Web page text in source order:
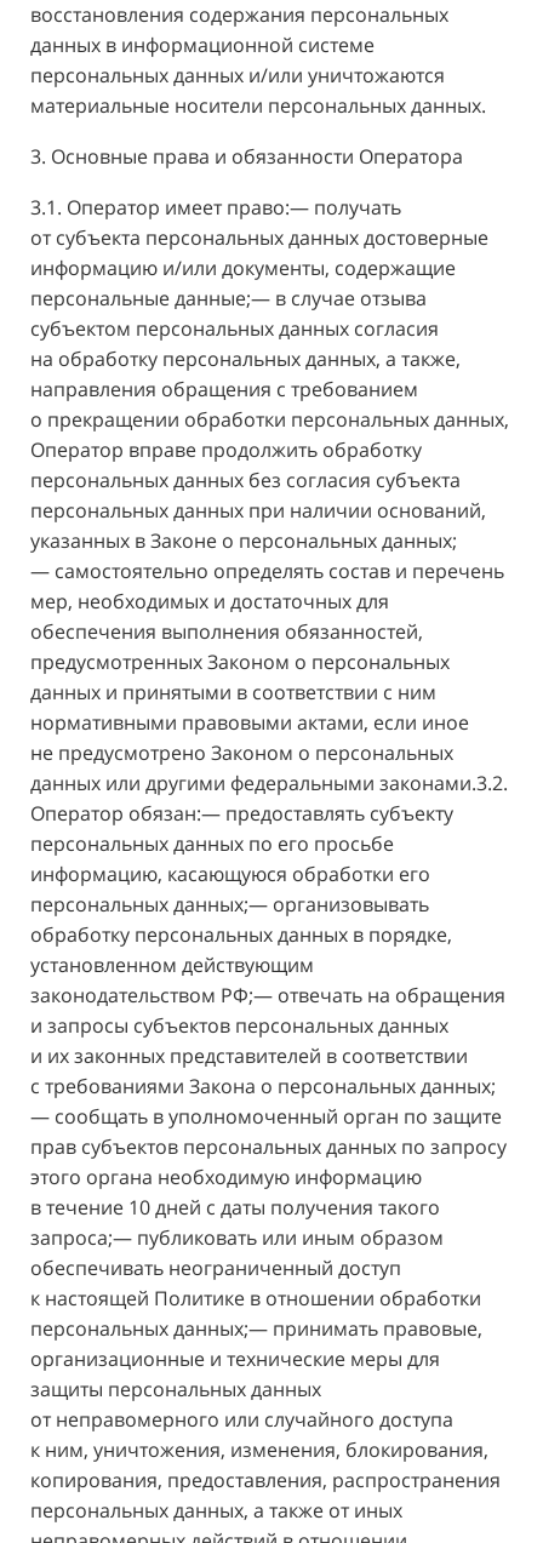
восстановления содержания персональных
данных в информационной системе
персональных данных и/или уничтожаются
материальные носители персональных данных.
3. Основные права и обязанности Оператора
3.1. Оператор имеет право:— получать
от субъекта персональных данных достоверные
информацию и/или документы, содержащие
персональные данные;— в случае отзыва
субъектом персональных данных согласия
на обработку персональных данных, а также,
направления обращения с требованием
о прекращении обработки персональных данных,
Оператор вправе продолжить обработку
персональных данных без согласия субъекта
персональных данных при наличии оснований,
указанных в Законе о персональных данных;
— самостоятельно определять состав и перечень
мер, необходимых и достаточных для
обеспечения выполнения обязанностей,
предусмотренных Законом о персональных
данных и принятыми в соответствии с ним
нормативными правовыми актами, если иное
не предусмотрено Законом о персональных
данных или другими федеральными законами.3.2.
Оператор обязан:— предоставлять субъекту
персональных данных по его просьбе
информацию, касающуюся обработки его
персональных данных;— организовывать
обработку персональных данных в порядке,
установленном действующим
законодательством РФ;— отвечать на обращения
и запросы субъектов персональных данных
и их законных представителей в соответствии
с требованиями Закона о персональных данных;
— сообщать в уполномоченный орган по защите
прав субъектов персональных данных по запросу
этого органа необходимую информацию
в течение 10 дней с даты получения такого
запроса;— публиковать или иным образом
обеспечивать неограниченный доступ
к настоящей Политике в отношении обработки
персональных данных;— принимать правовые,
организационные и технические меры для
защиты персональных данных
от неправомерного или случайного доступа
к ним, уничтожения, изменения, блокирования,
копирования, предоставления, распространения
персональных данных, а также от иных